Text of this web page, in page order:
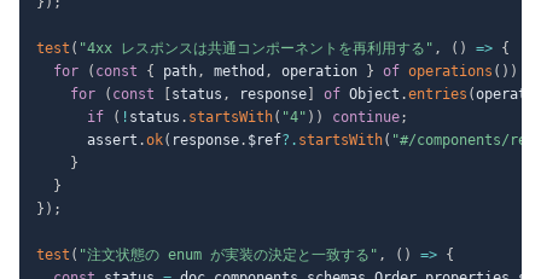
test ( "4xx レスポンスは共通コンポーネントを再利用する" , ( ) => {
for
( const { path, method , operation } of operations ( ) )
for
( const status , response of Object .entries (
if
( ! status . startsWith( "4" ) ) continue;
      assert
.ok( response. $ref?. startsWith( "#/components/
}
}
} ) ;
test ( "注文状態の enum が実装の決定と一致する" , ( ) => {